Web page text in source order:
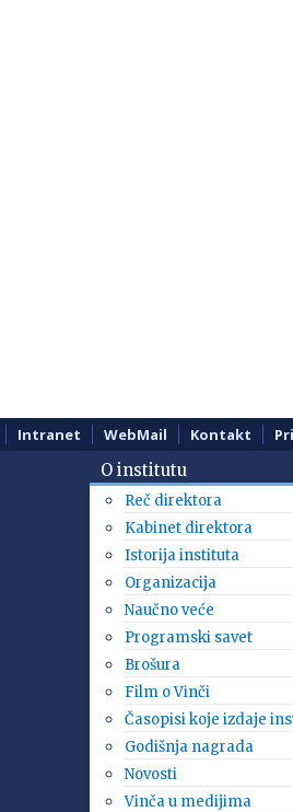
Intranet WebMail Kontakt
O institutu
Reč direktora
Kabinet direktora
Istorija instituta
Organizacija
Naučno veće
Programski savet
Brošura
Film o Vinči
Časopisi koje izdaje
Godišnja nagrada
Novosti
Vinča u medijima